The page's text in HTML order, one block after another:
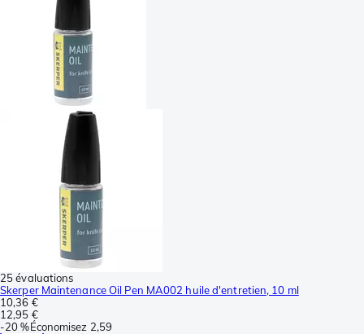
25 évaluations
Skerper Maintenance Oil Pen MA002 huile d'entretien, 10 ml
10,36 €
12,95 €
-20 %Économisez 2,59